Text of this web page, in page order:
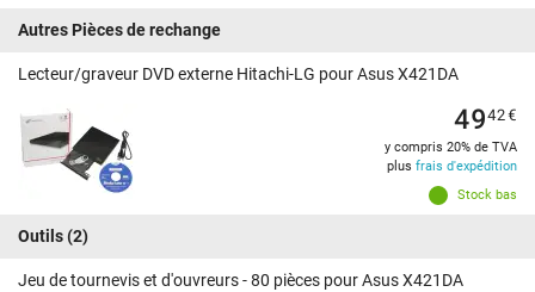
Autres Pièces de rechange
Lecteur/graveur DVD externe Hitachi-LG pour Asus X421DA
Stock bas
4942€
y compris 20% de TVA
plus frais d'expédition
Outils(2)
Jeu de tournevis et d'ouvreurs - 80 pièces pour Asus X421DA